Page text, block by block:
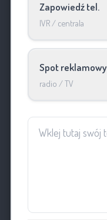
Zapowiedź tel.
IVR / centrala
Spot reklamowy
radio / TV